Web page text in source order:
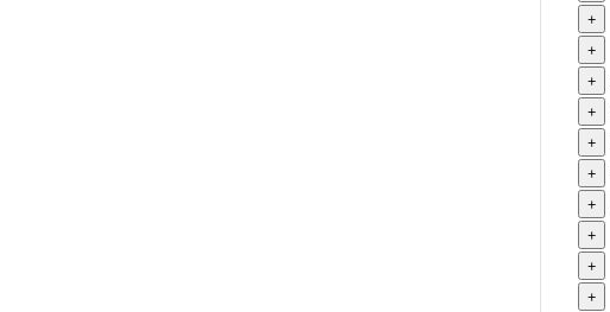
+
+
+
+
+
+
+
+
+
+